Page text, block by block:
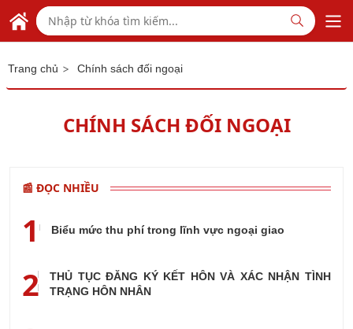
Skip to Main Content
TỔNG LÃNH SỰ QUÁN VIỆT NAM
TẠI QUẢNG CHÂU - TRUNG QUỐC
Trang chủ > Chính sách đối ngoại
CHÍNH SÁCH ĐỐI NGOẠI
📰 ĐỌC NHIỀU
1 Biểu mức thu phí trong lĩnh vực ngoại giao
2
THỦ TỤC ĐĂNG KÝ KẾT HÔN VÀ XÁC NHẬN TÌNH
TRẠNG HÔN NHÂN